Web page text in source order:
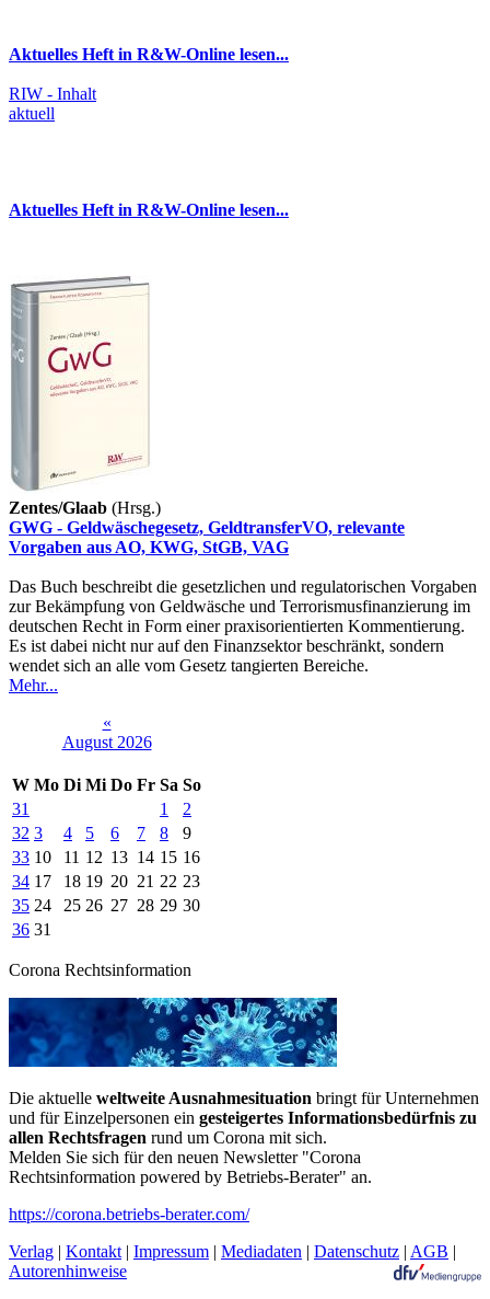
Aktuelles Heft in R&W-Online lesen...
RIW - Inhalt
aktuell
Aktuelles Heft in R&W-Online lesen...
Zentes/Glaab (Hrsg.)
GWG - Geldwäschegesetz, GeldtransferVO, relevante
Vorgaben aus AO, KWG, StGB, VAG
Das Buch beschreibt die gesetzlichen und regulatorischen Vorgaben
zur Bekämpfung von Geldwäsche und Terrorismusfinanzierung im
deutschen Recht in Form einer praxisorientierten Kommentierung.
Es ist dabei nicht nur auf den Finanzsektor beschränkt, sondern
wendet sich an alle vom Gesetz tangierten Bereiche.
Mehr...
«
August 2026
W Mo Di Mi Do Fr Sa So
31
1
2
32 3 4 5 6 7 8
9
33 10 11 12 13 14 15 16
34 17 18 19 20 21 22 23
35 24 25 26 27 28 29 30
36 31
Corona Rechtsinformation
Die aktuelle weltweite Ausnahmesituation bringt für Unternehmen
und für Einzelpersonen ein gesteigertes Informationsbedürfnis zu
allen Rechtsfragen rund um Corona mit sich.
Melden Sie sich für den neuen Newsletter "Corona
Rechtsinformation powered by Betriebs-Berater" an.
https://corona.betriebs-berater.com/
Verlag | Kontakt | Impressum | Mediadaten | Datenschutz | AGB |
Autorenhinweise